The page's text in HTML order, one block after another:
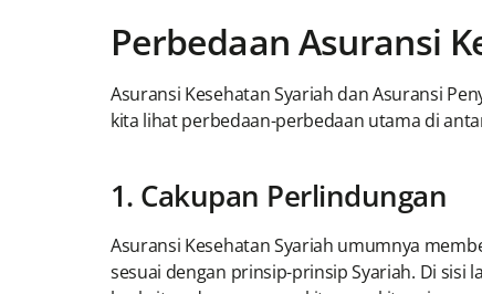
Perbedaan Asuransi
Asuransi Kesehatan Syariah dan Asuransi
kita lihat perbedaan-perbedaan utama di
1. Cakupan Perlindungan
Asuransi Kesehatan Syariah umumnya
sesuai dengan prinsip-prinsip Syariah. Di